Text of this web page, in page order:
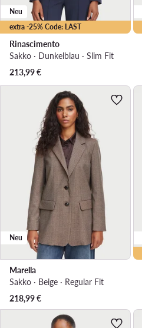
extra -25% Code: LAST
Neu
Rinascimento
Sakko · Dunkelblau · Slim Fit
213,99€
Neu
Marella
Sakko · Beige · Regular Fit
218,99€